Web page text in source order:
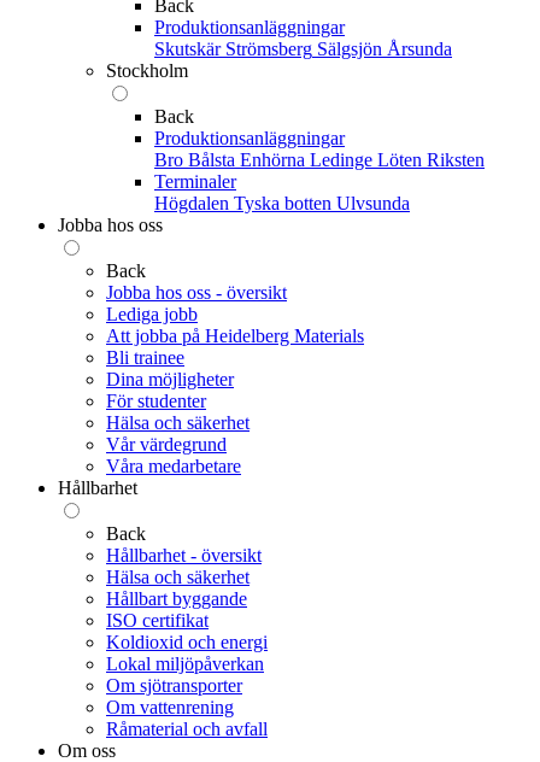
Back
Produktionsanläggningar
Skutskär Strömsberg Sälgsjön Årsunda
Stockholm
Back
Produktionsanläggningar
Bro Bålsta Enhörna Ledinge Löten Riksten
Terminaler
Högdalen Tyska botten Ulvsunda
Jobba hos oss
Back
Jobba hos oss - översikt
Lediga jobb
Att jobba på Heidelberg Materials
Bli trainee
Dina möjligheter
För studenter
Hälsa och säkerhet
Vår värdegrund
Våra medarbetare
Hållbarhet
Back
Hållbarhet - översikt
Hälsa och säkerhet
Hållbart byggande
ISO certifikat
Koldioxid och energi
Lokal miljöpåverkan
Om sjötransporter
Om vattenrening
Råmaterial och avfall
Om oss